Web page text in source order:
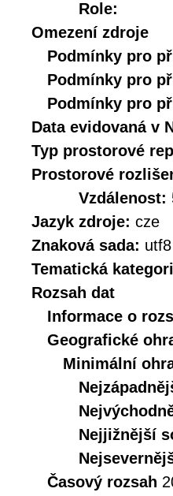
Role:
Omezení zdroje
Podmínky pro
Podmínky pro
Podmínky pro
Data evidovaná v
Typ prostorové
Prostorové
Vzdálenost:
Jazyk zdroje: cze
Znaková sada: utf8
Tematická
Rozsah dat
Informace o
Geografické
Minimální
Nejjižnější
Časový rozsah